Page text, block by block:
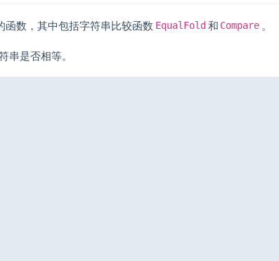
数，其中包括字符串比较函数 EqualFold 和 Compare 。
是否相等。